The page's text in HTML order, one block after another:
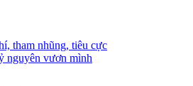
tham nhũng, tiêu cực
nguyên vươn mình